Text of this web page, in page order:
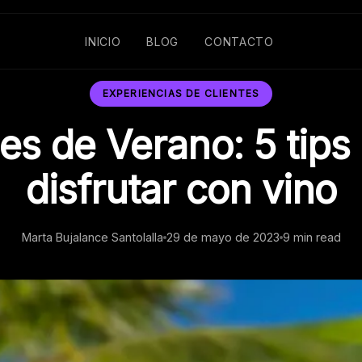
INICIO BLOG CONTACTO
EXPERIENCIAS DE CLIENTES
de Verano: 5
disfrutar con vino
Marta Bujalance Santolalla 29 de mayo de 2023 9 min read